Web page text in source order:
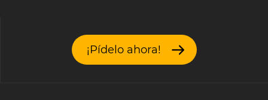
¡Pídelo ahora!